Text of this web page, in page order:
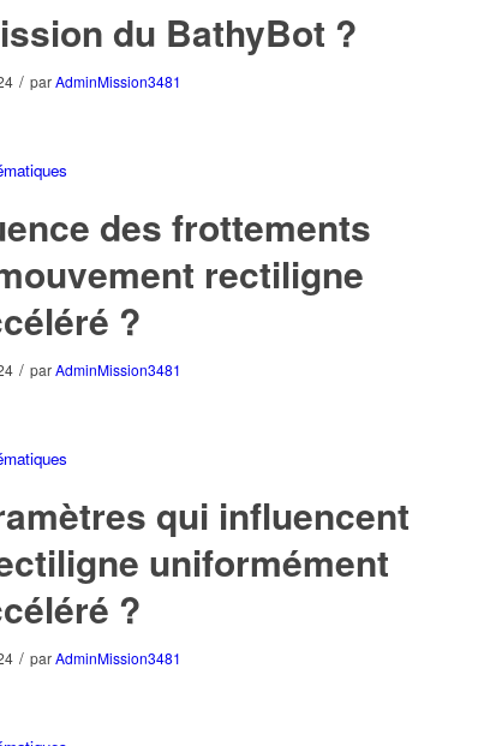
du BathyBot ?
/ parAdminMission3481
des frottements
rectiligne
?
/ parAdminMission3481
qui influencent
uniformément
?
/ parAdminMission3481